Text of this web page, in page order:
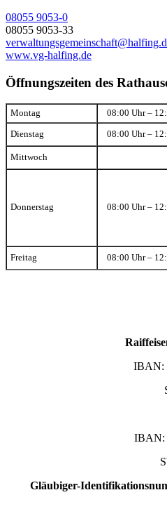
08055 9053-0
08055 9053-33
www.vg-halfing.de
Öffnungszeiten des
Montag 08:00 Uhr –
Dienstag 08:00 Uhr –
Mittwoch
Donnerstag 08:00 Uhr –
Freitag 08:00 Uhr –
IBAN:
IBAN:
Gläubiger-